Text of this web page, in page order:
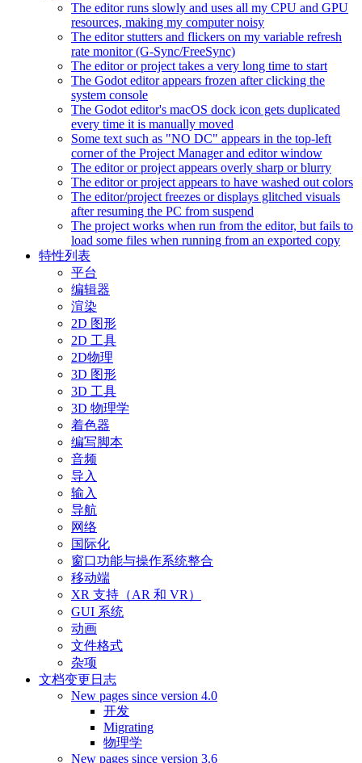
The editor runs slowly and uses all my CPU and GPU
resources, making my computer noisy
The editor stutters and flickers on my variable refresh
rate monitor (G-Sync/FreeSync)
The editor or project takes a very long time to start
The Godot editor appears frozen after clicking the
system console
The Godot editor's macOS dock icon gets duplicated
every time it is manually moved
Some text such as "NO DC" appears in the top-left
corner of the Project Manager and editor window
The editor or project appears overly sharp or blurry
The editor or project appears to have washed out colors
The editor/project freezes or displays glitched visuals
after resuming the PC from suspend
The project works when run from the editor, but fails to
load some files when running from an exported copy
特性列表
平台
编辑器
渲染
2D 图形
2D 工具
2D物理
3D 图形
3D 工具
3D 物理学
着色器
编写脚本
音频
导入
输入
导航
网络
国际化
窗口功能与操作系统整合
移动端
XR 支持（AR 和 VR）
GUI 系统
动画
文件格式
杂项
文档变更日志
New pages since version 4.0
开发
Migrating
物理学
New pages since version 3.6